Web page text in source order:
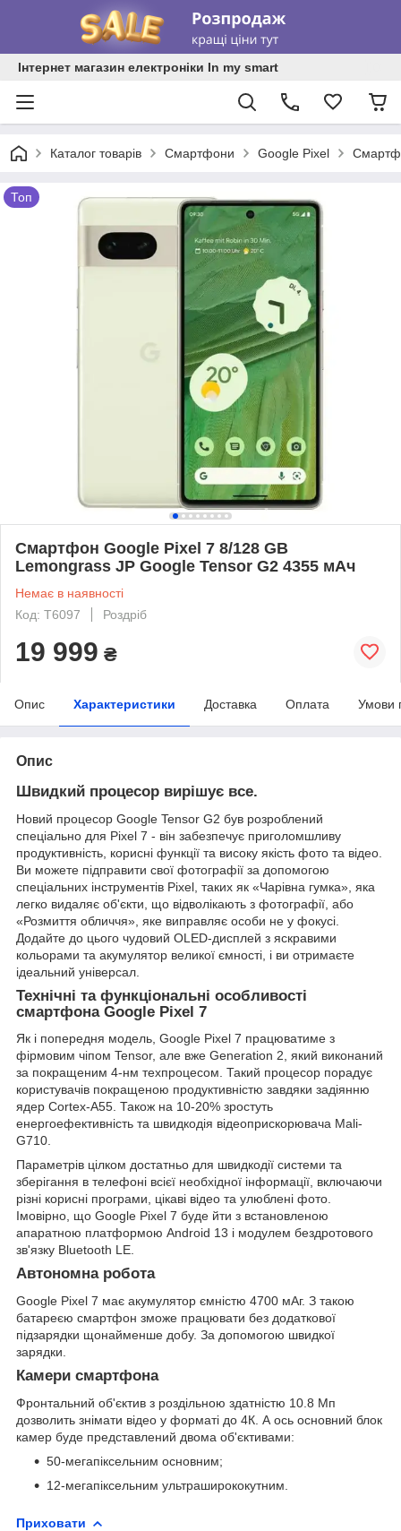
Інтернет магазин електроніки In my smart
Каталог товарів Смартфони Google Pixel
Топ
Смартфон Google Pixel 7 8/128 GB
Lemongrass JP Google Tensor G2 4355 мАч
Немає в наявності
Код: T6097
Роздріб
19 999 ₴
Опис Характеристики Доставка Оплата Умови
Опис
Швидкий процесор вирішує все.
Новий процесор Google Tensor G2 був розроблений
спеціально для Pixel 7 - він забезпечує приголомшливу
продуктивність, корисні функції та високу якість фото та відео.
Ви можете підправити свої фотографії за допомогою
спеціальних інструментів Pixel, таких як «Чарівна гумка», яка
легко видаляє об'єкти, що відволікають з фотографії, або
«Розмиття обличчя», яке виправляє особи не у фокусі.
Додайте до цього чудовий OLED-дисплей з яскравими
кольорами та акумулятор великої ємності, і ви отримаєте
ідеальний універсал.
Технічні та функціональні особливості
смартфона Google Pixel 7
Як і попередня модель, Google Pixel 7 працюватиме з
фірмовим чіпом Tensor, але вже Generation 2, який виконаний
за покращеним 4-нм техпроцесом. Такий процесор порадує
користувачів покращеною продуктивністю завдяки задіянню
ядер Cortex-A55. Також на 10-20% зростуть
енергоефективність та швидкодія відеоприскорювача Mali-
G710.
Параметрів цілком достатньо для швидкодії системи та
зберігання в телефоні всієї необхідної інформації, включаючи
різні корисні програми, цікаві відео та улюблені фото.
Імовірно, що Google Pixel 7 буде йти з встановленою
апаратною платформою Android 13 і модулем бездротового
зв'язку Bluetooth LE.
Автономна робота
Google Pixel 7 має акумулятор ємністю 4700 мАг. З такою
батареєю смартфон зможе працювати без додаткової
підзарядки щонайменше добу. За допомогою швидкої
зарядки.
Камери смартфона
Фронтальний об'єктив з роздільною здатністю 10.8 Мп
дозволить знімати відео у форматі до 4К. А ось основний блок
камер буде представлений двома об'єктивами:
50-мегапіксельним основним;
12-мегапіксельним ультраширококутним.
Приховати